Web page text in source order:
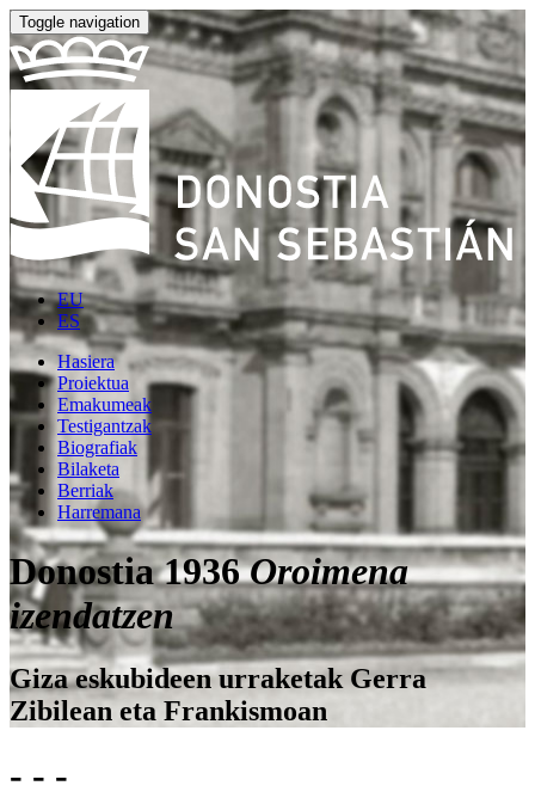
Toggle navigation
EU
ES
Hasiera
Proiektua
Emakumeak
Testigantzak
Biografiak
Bilaketa
Berriak
Harremana
Donostia 1936Oroimena
izendatzen
Giza eskubideen urraketak Gerra
Zibilean eta Frankismoan
- - -